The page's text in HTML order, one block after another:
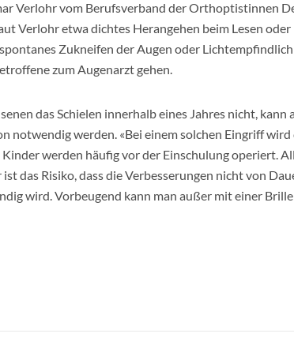
Verlohr vom Berufsverband der Orthoptistinnen
Verlohr etwa dichtes Herangehen beim Lesen oder
Zukneifen der Augen oder
zum Augenarzt gehen.
das Schielen innerhalb eines Jahres nicht, kann
notwendig werden. «Bei einem solchen Eingriff wird
werden häufig vor der Einschulung operiert.
das Risiko, dass die Verbesserungen nicht von
wird. Vorbeugend kann man außer mit einer